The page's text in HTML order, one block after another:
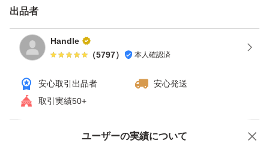
出品者
Handle
（5797） 本人確認済
安心取引出品者
安心発送
取引実績50+
ユーザーの実績について
価格の相談 商品への質問